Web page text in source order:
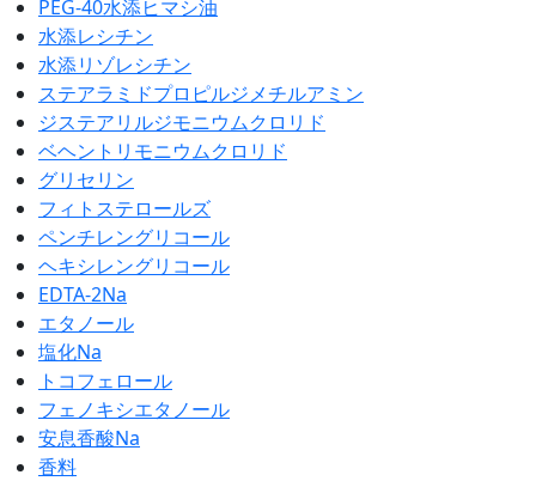
PEG-40水添ヒマシ油
水添レシチン
水添リゾレシチン
ステアラミドプロピルジメチルアミン
ジステアリルジモニウムクロリド
ベヘントリモニウムクロリド
グリセリン
フィトステロールズ
ペンチレングリコール
ヘキシレングリコール
EDTA-2Na
エタノール
塩化Na
トコフェロール
フェノキシエタノール
安息香酸Na
香料